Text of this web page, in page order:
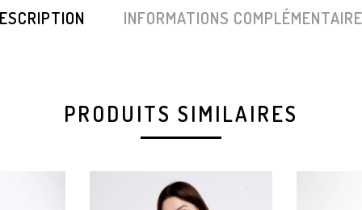
INFORMATIONS
PRODUITS SIMILAIRES